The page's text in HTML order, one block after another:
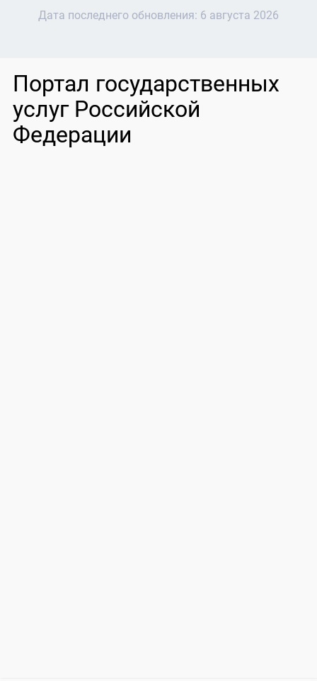
Дата последнего обновления: 6 августа 2026
Портал государственных
услуг Российской
Федерации